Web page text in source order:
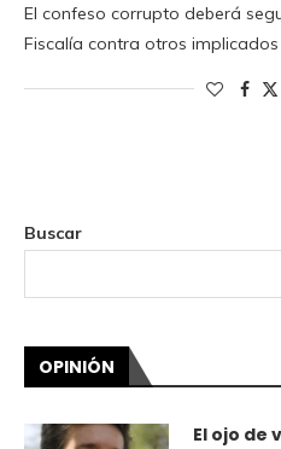
El confeso corrupto deberá
Fiscalía contra otros implicados
Buscar
OPINIÓN
El ojo de